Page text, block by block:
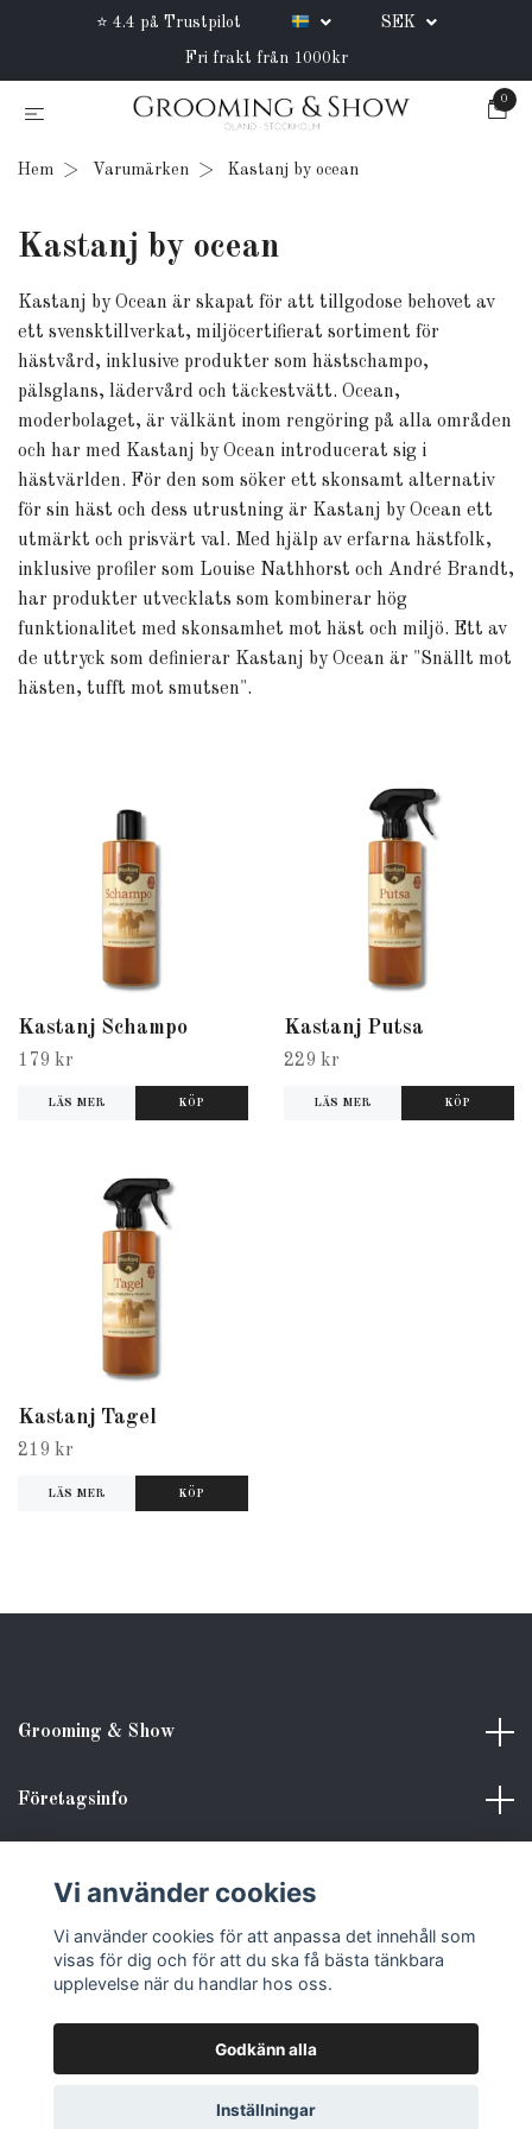
⭐ 4.4 på Trustpilot SEK
Fri frakt från 1000kr
0
Hem Varumärken Kastanj by ocean
Kastanj by ocean
Kastanj by Ocean är skapat för att tillgodose behovet av
ett svensktillverkat, miljöcertifierat sortiment för
hästvård, inklusive produkter som hästschampo,
pälsglans, lädervård och täckestvätt. Ocean,
moderbolaget, är välkänt inom rengöring på alla områden
och har med Kastanj by Ocean introducerat sig i
hästvärlden. För den som söker ett skonsamt alternativ
för sin häst och dess utrustning är Kastanj by Ocean ett
utmärkt och prisvärt val. Med hjälp av erfarna hästfolk,
inklusive profiler som Louise Nathhorst och André Brandt,
har produkter utvecklats som kombinerar hög
funktionalitet med skonsamhet mot häst och miljö. Ett av
de uttryck som definierar Kastanj by Ocean är "Snällt mot
hästen, tufft mot smutsen".
Kastanj Schampo
179 kr
LÄS MER
Kastanj Putsa
229 kr
LÄS MER
Kastanj Tagel
219 kr
LÄS MER
Grooming & Show
Företagsinfo
Sociala medier
© 2026 Grooming & Show
Vi använder cookies
Vi använder cookies för att anpassa det innehåll som
visas för dig och för att du ska få bästa tänkbara
upplevelse när du handlar hos oss.
Godkänn alla
Inställningar